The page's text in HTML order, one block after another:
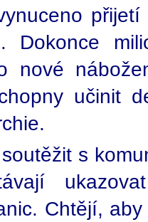
Dokonce
nové
učinit
s
Chtějí,